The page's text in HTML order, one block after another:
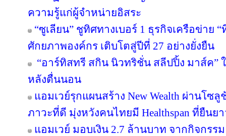
ความรู้แก่ผู้จำหน่ายอิสระ
“ซูเลียน” ชูทิศทางเบอร์ 1 ธุรกิจเครือข่าย
ศักยภาพองค์กร เติบโตสู่ปีที่ 27 อย่างยั่งยืน
“อาร์ทิสทรี สกิน นิวทริชั่น สลีปปิ้ง มาส์ค”
หลังตื่นนอน
แอมเวย์รุกแผนสร้าง New Wealth ผ่านโ
ภาวะที่ดี มุ่งหวังคนไทยมี Healthspan ที่ยืนย
แอมเวย์ มอบเงิน 2.7 ล้านบาท จากกิจกรร